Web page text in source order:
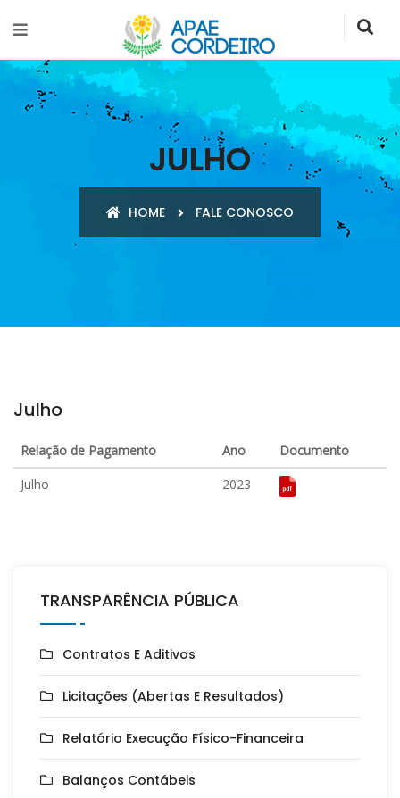
JULHO
HOME FALE CONOSCO
Julho
Relação de Pagamento Ano
Documento
Julho
2023
TRANSPARÊNCIA PÚBLICA
Contratos E Aditivos
Licitações (Abertas E Resultados)
Relatório Execução Físico-Financeira
Balanços Contábeis